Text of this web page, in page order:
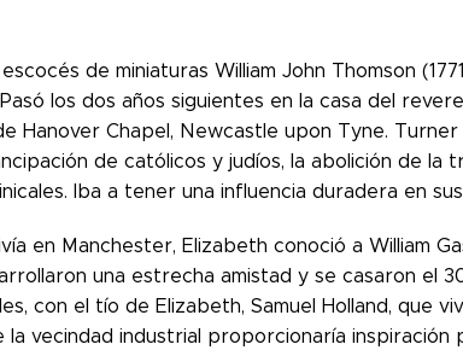
de miniaturas William John Thomson
los dos años siguientes en la casa del
Hanover Chapel, Newcastle upon Tyne.
de católicos y judíos, la abolición de la
Iba a tener una influencia duradera en
en Manchester, Elizabeth conoció a William
una estrecha amistad y se casaron el
con el tío de Elizabeth, Samuel Holland, que
vecindad industrial proporcionaría inspiración